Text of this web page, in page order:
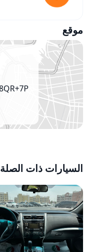
موقع
السيارات ذات الصلة